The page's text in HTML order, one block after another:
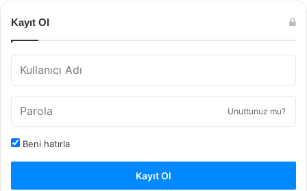
Kayıt Ol
Unuttunuz mu?
Beni hatırla
Kayıt Ol